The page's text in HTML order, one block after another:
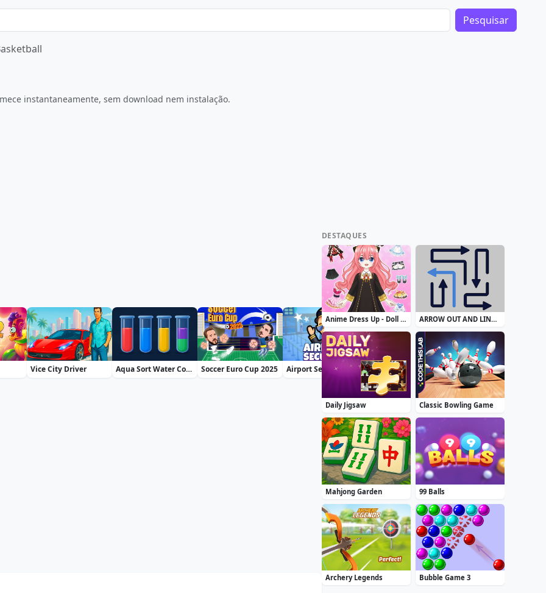
Pesquisar
Jogue Agora
instantaneamente, sem download nem instalação.
Vice City Driver Aqua Sort Water Color Puzzle Soccer Euro Cup 2025 Airport Security Zuma Boom Treasure Seeker
DESTAQUES
Anime Dress Up - Doll Dress Up ARROW OUT AND LINKER
Daily Jigsaw Classic Bowling Game
Mahjong Garden 99 Balls
Archery Legends Bubble Game 3